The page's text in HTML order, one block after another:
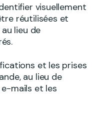
visuellement
réutilisées et
lieu de
et les prises
au lieu de
mails et les